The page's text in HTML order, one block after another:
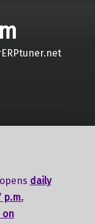
opens daily
p.m.
on